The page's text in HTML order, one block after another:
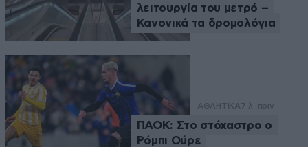
λειτουργία του μετρό –
Κανονικά τα δρομολόγια
ΑΘΛΗΤΙΚΑ7 λ. πριν
ΠΑΟΚ: Στο στόχαστρο ο
Ρόμπι Ούρε